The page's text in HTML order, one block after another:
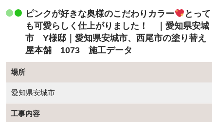
ピンクが好きな奥様のこだわりカラー
とって
も可愛らしく仕上がりました！ ｜愛知県安城
市 Y様邸｜愛知県安城市、西尾市の塗り替え
屋本舗 1073 施工データ
場所
愛知県安城市
工事内容